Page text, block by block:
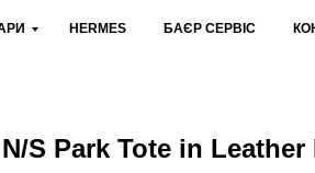
HERMES БАЄР СЕРВІС
S Park Tote in Leather